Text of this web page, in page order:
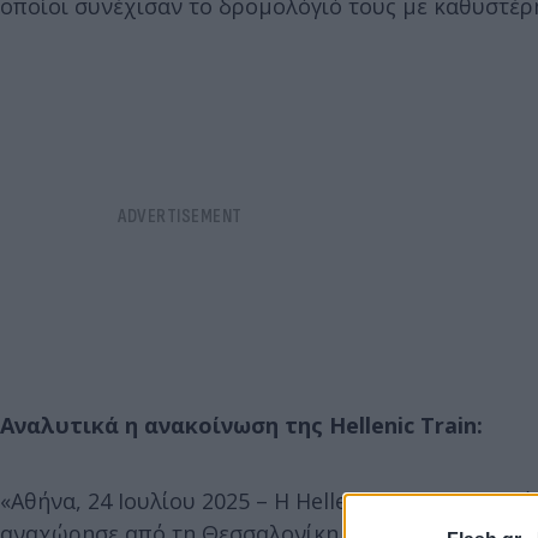
οποίοι συνέχισαν το δρομολόγιό τους με
Αναλυτικά η ανακοίνωση της Hellenic Train:
«Αθήνα, 24 Ιουλίου 2025 – Η Hellenic Train